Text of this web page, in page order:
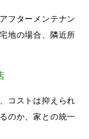
フターメンテナン
地の場合、隣近所
コストは抑えられ
のか、家との統一